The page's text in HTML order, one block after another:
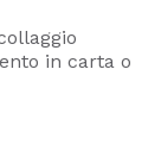
in carta o